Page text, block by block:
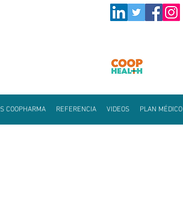
COOPHARMA REFERENCIA VIDEOS PLAN MÉDICO